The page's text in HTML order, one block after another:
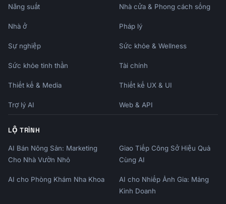
Max contribution        $69,000
$69,000
Employee deferral       $23,000           $0
Employer contribution   ~20% of income
Roth option            Yes               No
Loan provision         Yes               No
Setup complexity       Higher
Filing requirements    Form 5500-EZ      None
WHEN SOLO 401(K) IS BETTER:
─────────────────────────────────────────────
Năng suất Nhà cửa & Phong cách sống
Nhà ở Pháp lý
Sự nghiệp Sức khỏe & Wellness
Sức khỏe tinh thần Tài chính
Thiết kế & Media Thiết kế UX & UI
Trợ lý AI Web & API
LỘ TRÌNH
AI Bán Nông Sản: Marketing
Cho Nhà Vườn Nhỏ
Giao Tiếp Công Sở Hiệu Quả
Cùng AI
AI cho Phòng Khám Nha Khoa
AI cho Nhiếp Ảnh Gia: Mảng
Kinh Doanh